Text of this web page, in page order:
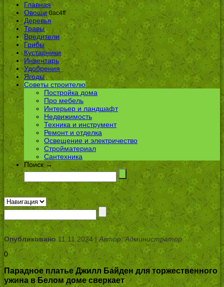
Главная
Овощи 0ac4ff
Деревья
Травы
Вредители
Грибы
Кустарники
Инвентарь
Удобрения
Ягоды
Советы строителю
Постройка дома
Про мебель
Интерьер и ландшафт
Недвижимость
Техника и инструмент
Ремонт и отделка
Освещение и электричество
Стройматериал
Сантехника
Поиск →
Опубликовано11.11.2024 |Автор: Администратор
0
Парадное платье Джилл Байден для торжественного
ужина в Белом доме сверкает